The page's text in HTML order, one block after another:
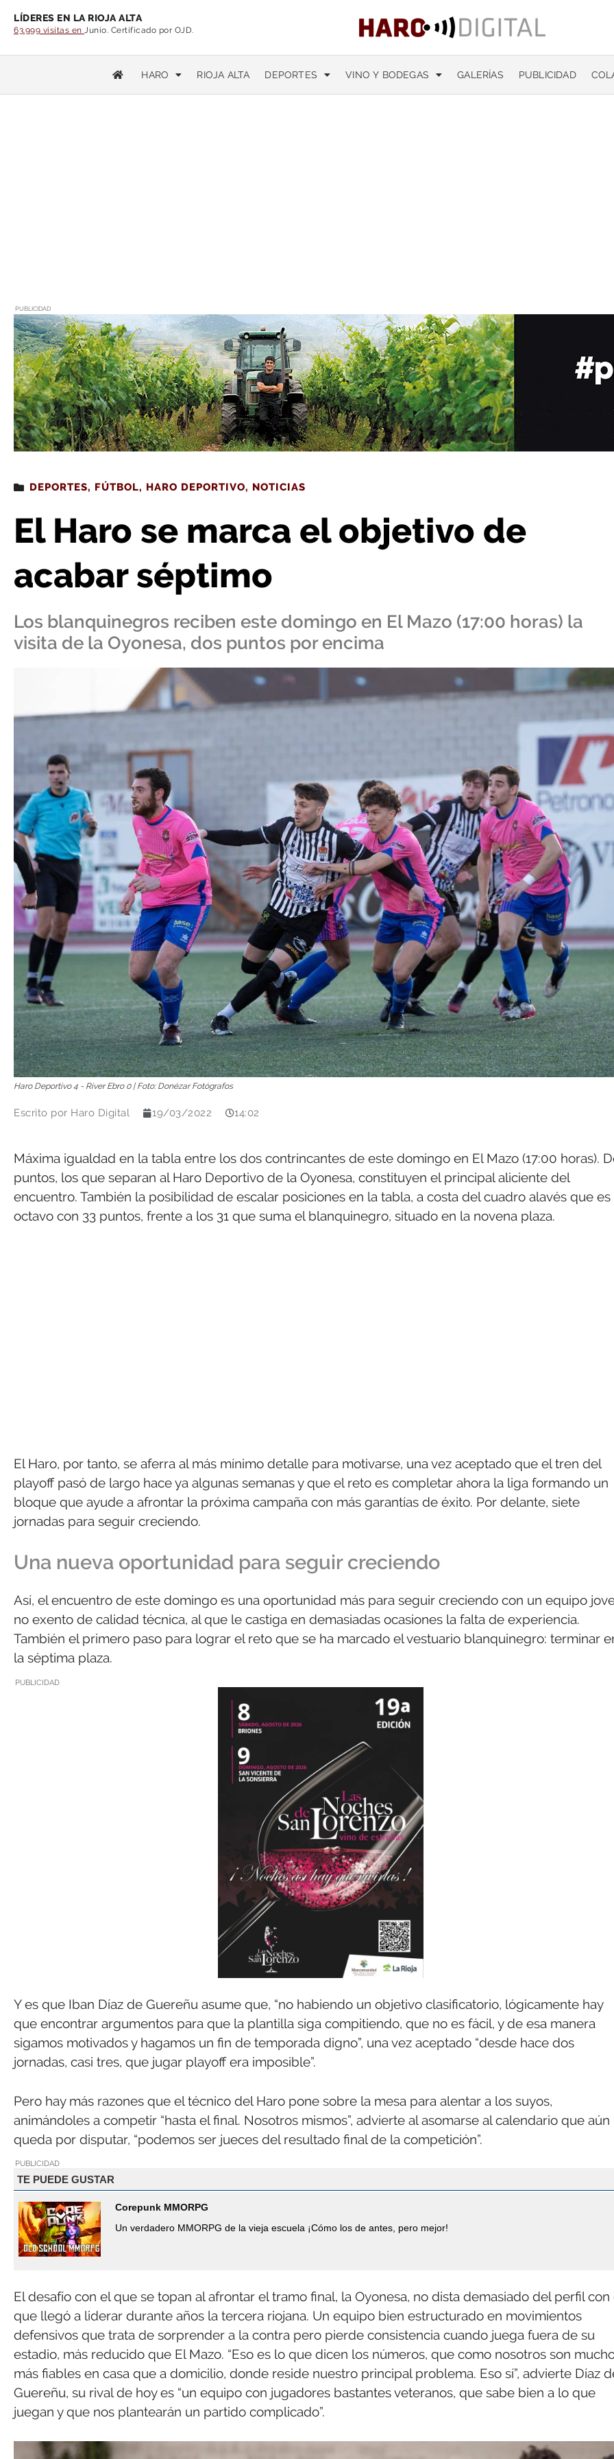
LÍDERES EN LA RIOJA ALTA
63.999 visitas en Junio. Certificado por OJD.
HARO RIOJA ALTA DEPORTES VINO Y BODEGAS GALERÍAS PUBLICIDAD
PUBLICIDAD
Estás leyendo: El Haro se marca el objetivo de acabar séptimo
DEPORTES, FÚTBOL, HARO DEPORTIVO, NOTICIAS
El Haro se marca el objetivo de
acabar séptimo
Los blanquinegros reciben este domingo en El Mazo (17:00 horas) la
visita de la Oyonesa, dos puntos por encima
Haro Deportivo 4 - River Ebro 0 | Foto: Donézar Fotógrafos
Escrito por Haro Digital 19/03/2022 14:02
Máxima igualdad en la tabla entre los dos contrincantes de este domingo en El Mazo (17:00 horas).
puntos, los que separan al Haro Deportivo de la Oyonesa, constituyen el principal aliciente del
encuentro. También la posibilidad de escalar posiciones en la tabla, a costa del cuadro alavés que es
octavo con 33 puntos, frente a los 31 que suma el blanquinegro, situado en la novena plaza.
El Haro, por tanto, se aferra al más mínimo detalle para motivarse, una vez aceptado que el tren del
playoff pasó de largo hace ya algunas semanas y que el reto es completar ahora la liga formando un
bloque que ayude a afrontar la próxima campaña con más garantías de éxito. Por delante, siete
jornadas para seguir creciendo.
Una nueva oportunidad para seguir creciendo
Así, el encuentro de este domingo es una oportunidad más para seguir creciendo con un equipo
no exento de calidad técnica, al que le castiga en demasiadas ocasiones la falta de experiencia.
También el primero paso para lograr el reto que se ha marcado el vestuario blanquinegro: terminar
la séptima plaza.
PUBLICIDAD
Y es que Iban Díaz de Guereñu asume que, “no habiendo un objetivo clasificatorio, lógicamente hay
que encontrar argumentos para que la plantilla siga compitiendo, que no es fácil, y de esa manera
sigamos motivados y hagamos un fin de temporada digno”, una vez aceptado “desde hace dos
jornadas, casi tres, que jugar playoff era imposible”.
Pero hay más razones que el técnico del Haro pone sobre la mesa para alentar a los suyos,
animándoles a competir “hasta el final. Nosotros mismos”, advierte al asomarse al calendario que aún
queda por disputar, “podemos ser jueces del resultado final de la competición”.
PUBLICIDAD
TE PUEDE GUSTAR
Corepunk MMORPG
Un verdadero MMORPG de la vieja escuela ¡Cómo los de antes, pero mejor!
El desafío con el que se topan al afrontar el tramo final, la Oyonesa, no dista demasiado del perfil con
que llegó a liderar durante años la tercera riojana. Un equipo bien estructurado en movimientos
defensivos que trata de sorprender a la contra pero pierde consistencia cuando juega fuera de su
estadio, más reducido que El Mazo. “Eso es lo que dicen los números, que como nosotros son
más fiables en casa que a domicilio, donde reside nuestro principal problema. Eso sí”, advierte Díaz
Guereñu, su rival de hoy es “un equipo con jugadores bastantes veteranos, que sabe bien a lo que
juegan y que nos plantearán un partido complicado”.